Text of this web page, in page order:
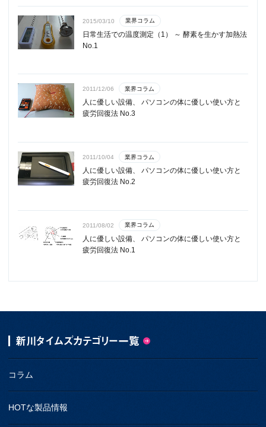
2015/03/10 業界コラム
日常生活での温度測定（1） ～ 酵素を生かす加熱法
No.1
2011/12/06 業界コラム
人に優しい設備、 パソコンの体に優しい使い方と
疲労回復法 No.3
2011/10/04 業界コラム
人に優しい設備、 パソコンの体に優しい使い方と
疲労回復法 No.2
2011/08/02 業界コラム
人に優しい設備、 パソコンの体に優しい使い方と
疲労回復法 No.1
新川タイムズカテゴリー一覧
コラム
HOTな製品情報